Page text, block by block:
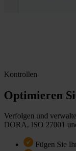
Kontrollen
Optimieren
Verfolgen und
DORA, ISO 27001
Fügen Sie